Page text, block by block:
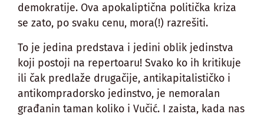
demokratije. Ova apokaliptična politička kriza
se zato, po svaku cenu, mora(!) razrešiti.
To je jedina predstava i jedini oblik jedinstva
koji postoji na repertoaru! Svako ko ih kritikuje
ili čak predlaže drugačije, antikapitalističko i
antikompradorsko jedinstvo, je nemoralan
građanin taman koliko i Vučić. I zaista, kada nas